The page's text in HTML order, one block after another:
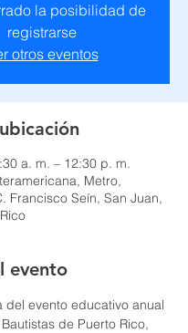
la posibilidad de
registrarse
otros eventos
a. m. – 12:30 p. m.
Metro,
Francisco Seín, San Juan,
evento
del evento educativo anual
de Puerto Rico,